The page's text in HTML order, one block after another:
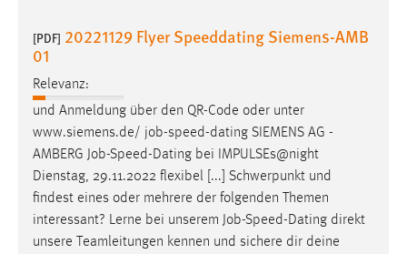
[PDF] 20221129 Flyer Speeddating Siemens-AMB
01
Relevanz:
und Anmeldung über den QR-Code oder unter
www.siemens.de/ job-speed-dating SIEMENS AG -
AMBERG Job-Speed-Dating bei IMPULSEs@night
Dienstag, 29.11.2022 flexibel [...] Schwerpunkt und
findest eines oder mehrere der folgenden Themen
interessant? Lerne bei unserem Job-Speed-Dating direkt
unsere Teamleitungen kennen und sichere dir deine
Dieser Cookie ist notwendig um sich an der Website
einloggen zu können.
Cookie Laufzeit:
24 Stunden
STATISTIK
Statistik Cookies erfassen Informationen anonym.
Diese Informationen helfen uns zu verstehen, wie
unsere Besucher unsere Website nutzen.